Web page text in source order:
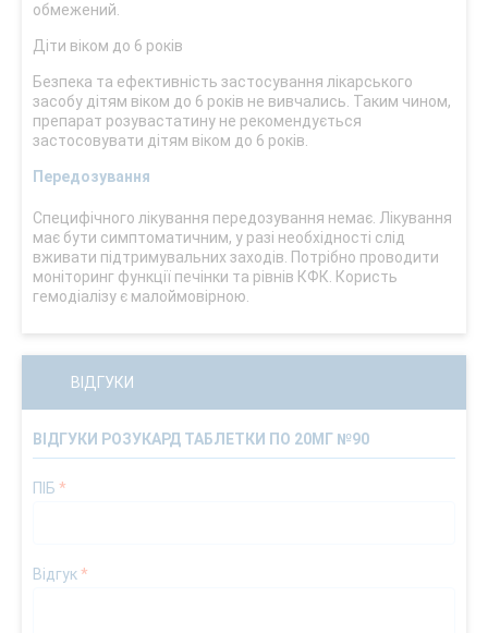
обмежений.
Діти віком до 6 років
Безпека та ефективність застосування лікарського
засобу дітям віком до 6 років не вивчались. Таким чином,
препарат розувастатину не рекомендується
застосовувати дітям віком до 6 років.
Передозування
Специфічного лікування передозування немає. Лікування
має бути симптоматичним, у разі необхідності слід
вживати підтримувальних заходів. Потрібно проводити
моніторинг функції печінки та рівнів КФК. Користь
гемодіалізу є малоймовірною.
ВІДГУКИ
ВІДГУКИ РОЗУКАРД ТАБЛЕТКИ ПО 20МГ №90
ПІБ *
Відгук*